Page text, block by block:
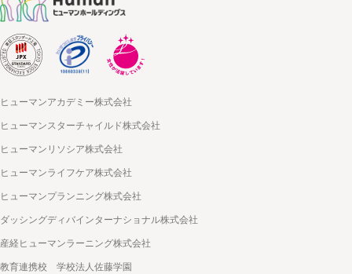
ヒューマンアカデミー株式会社
ヒューマンスターチャイルド株式会社
ヒューマンリソシア株式会社
ヒューマンライフケア株式会社
ヒューマンプランニング株式会社
ダッシングディバインターナショナル株式会社
産経ヒューマンラーニング株式会社
教育連携校 学校法人佐藤学園